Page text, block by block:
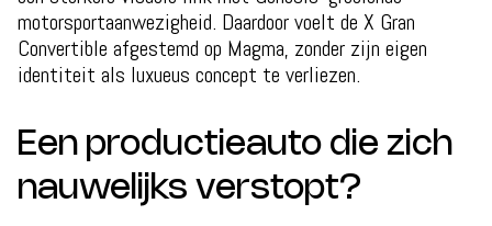
motorsportaanwezigheid. Daardoor voelt de X Gran
Convertible afgestemd op Magma, zonder zijn eigen
identiteit als luxueus concept te verliezen.
Een productieauto die zich
nauwelijks verstopt?